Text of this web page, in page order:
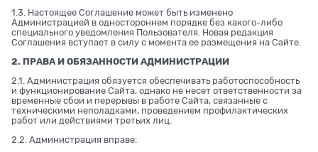
1.3. Настоящее Соглашение может быть изменено
Администрацией в одностороннем порядке без какого-либо
специального уведомления Пользователя. Новая редакция
Соглашения вступает в силу с момента ее размещения на Сайте.
2. ПРАВА И ОБЯЗАННОСТИ АДМИНИСТРАЦИИ
2.1. Администрация обязуется обеспечивать работоспособность
и функционирование Сайта, однако не несет ответственности за
временные сбои и перерывы в работе Сайта, связанные с
техническими неполадками, проведением профилактических
работ или действиями третьих лиц.
2.2. Администрация вправе: